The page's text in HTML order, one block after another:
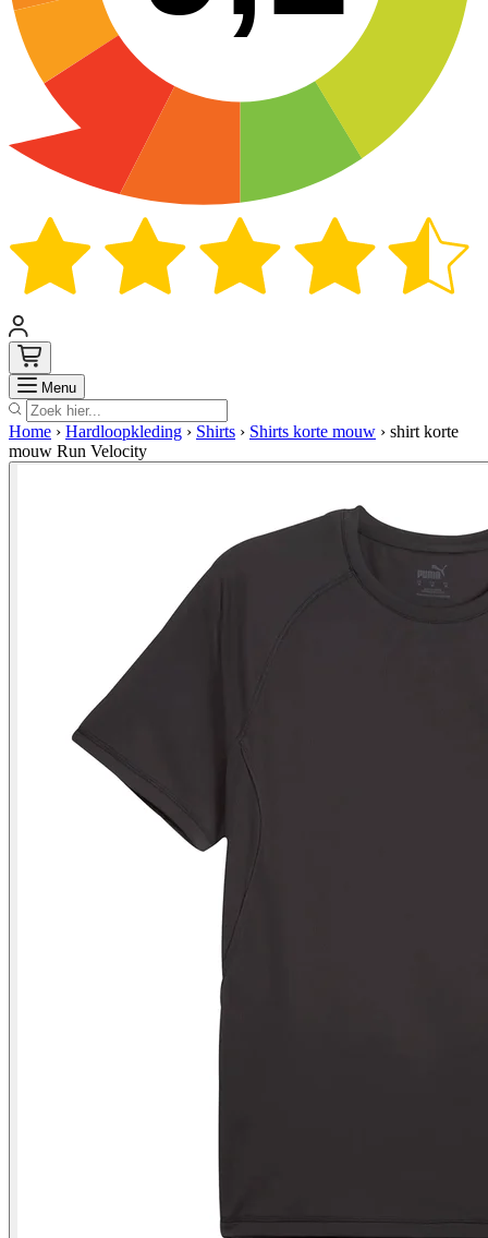
Menu Zoek
Home › Hardloopkleding › Shirts › Shirts korte mouw › shirt korte
mouw Run Velocity